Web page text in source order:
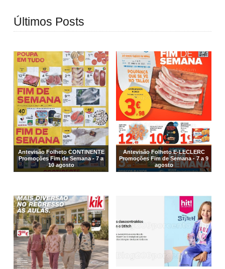
Últimos Posts
Antevisão Folheto CONTINENTE
Promoções Fim de Semana - 7 a
10 agosto
Antevisão Folheto E-LECLERC
Promoções Fim de Semana - 7 a 9
agosto